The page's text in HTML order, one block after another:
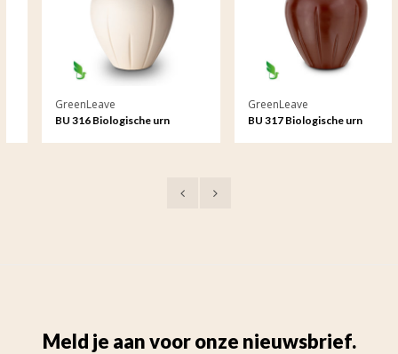
GreenLeave
BU 316 Biologische urn
GreenLeave
BU 317 Biologische urn
Meld je aan voor onze nieuwsbrief.